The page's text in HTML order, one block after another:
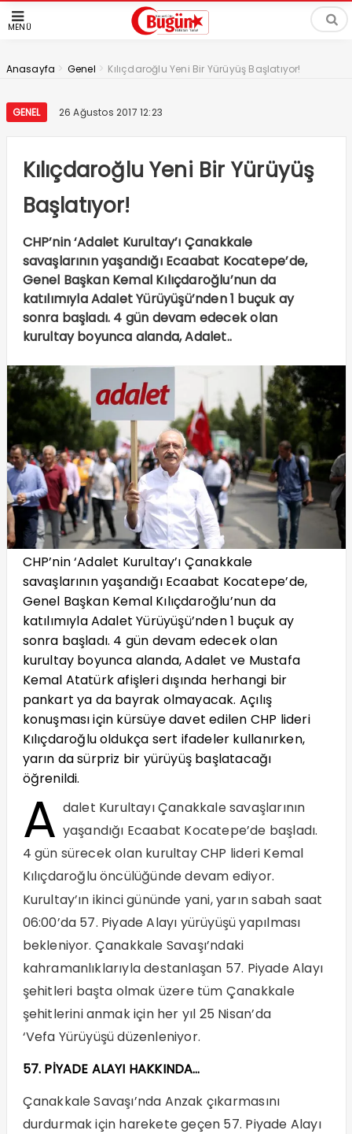
MENÜ
Anasayfa > Genel > Kılıçdaroğlu Yeni Bir Yürüyüş Başlatıyor!
GENEL 26 Ağustos 2017 12:23
Kılıçdaroğlu Yeni Bir Yürüyüş
Başlatıyor!
CHP’nin ‘Adalet Kurultay’ı Çanakkale
savaşlarının yaşandığı Ecaabat Kocatepe’de,
Genel Başkan Kemal Kılıçdaroğlu’nun da
katılımıyla Adalet Yürüyüşü’nden 1 buçuk ay
sonra başladı. 4 gün devam edecek olan
kurultay boyunca alanda, Adalet..
CHP’nin ‘Adalet Kurultay’ı Çanakkale
savaşlarının yaşandığı Ecaabat Kocatepe’de,
Genel Başkan Kemal Kılıçdaroğlu’nun da
katılımıyla Adalet Yürüyüşü’nden 1 buçuk ay
sonra başladı. 4 gün devam edecek olan
kurultay boyunca alanda, Adalet ve Mustafa
Kemal Atatürk afişleri dışında herhangi bir
pankart ya da bayrak olmayacak. Açılış
konuşması için kürsüye davet edilen CHP lideri
Kılıçdaroğlu oldukça sert ifadeler kullanırken,
yarın da sürpriz bir yürüyüş başlatacağı
öğrenildi.
A dalet Kurultayı Çanakkale savaşlarının
yaşandığı Ecaabat Kocatepe’de başladı.
4 gün sürecek olan kurultay CHP lideri Kemal
Kılıçdaroğlu öncülüğünde devam ediyor.
Kurultay’ın ikinci gününde yani, yarın sabah saat
06:00’da 57. Piyade Alayı yürüyüşü yapılması
bekleniyor. Çanakkale Savaşı’ndaki
kahramanlıklarıyla destanlaşan 57. Piyade Alayı
şehitleri başta olmak üzere tüm Çanakkale
şehitlerini anmak için her yıl 25 Nisan’da
‘Vefa Yürüyüşü düzenleniyor.
57. PİYADE ALAYI HAKKINDA…
Çanakkale Savaşı’nda Anzak çıkarmasını
durdurmak için harekete geçen 57. Piyade Alayı